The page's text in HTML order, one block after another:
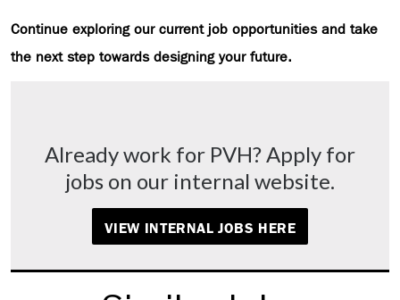
Continue exploring our current job opportunities and take
the next step towards designing your future.
Already work for PVH? Apply for
jobs on our internal website.
VIEW INTERNAL JOBS HERE